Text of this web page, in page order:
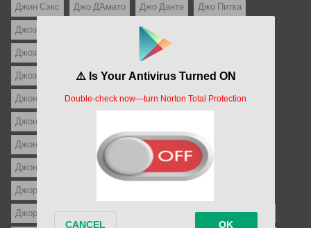
Джин Сэкс Джо Д`Амато Джо Данте Джо Питка
Джозеф Зито Джозеф Лео Манкевич
Джозеф МакГрат Джозеф Пивни
Джозеф фон Штернберг Джон Байрам Джон Гиллермин
Джон Кассаветис Джон Корнелл Джон Кромвель
Джон Лэндис
Джон Стёрджес Джон Уэйн Джон Форд
Джон Хьюстон Джон Шлезингер Джонатан Линн
Джордж Кьюкор
Джордж Рой Хилл Джордж Стивенс Джорджио Феррара